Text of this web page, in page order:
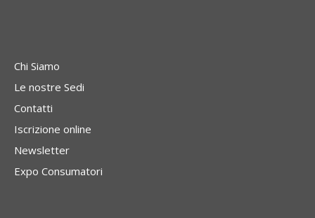
Chi Siamo
Le nostre Sedi
Contatti
Iscrizione online
Newsletter
Expo Consumatori